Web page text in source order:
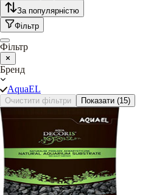
За популярністю
Фільтр
Фільтр
Бренд
AquaEL
Очистити фільтри Показати (15)